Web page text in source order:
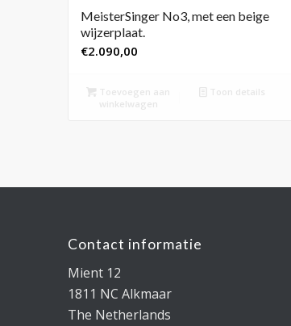
MeisterSinger No3, met een beige
wijzerplaat.
€2.090,00
Toevoegen aan
winkelwagen
Toon details
Contact informatie
Mient 12
1811 NC Alkmaar
The Netherlands